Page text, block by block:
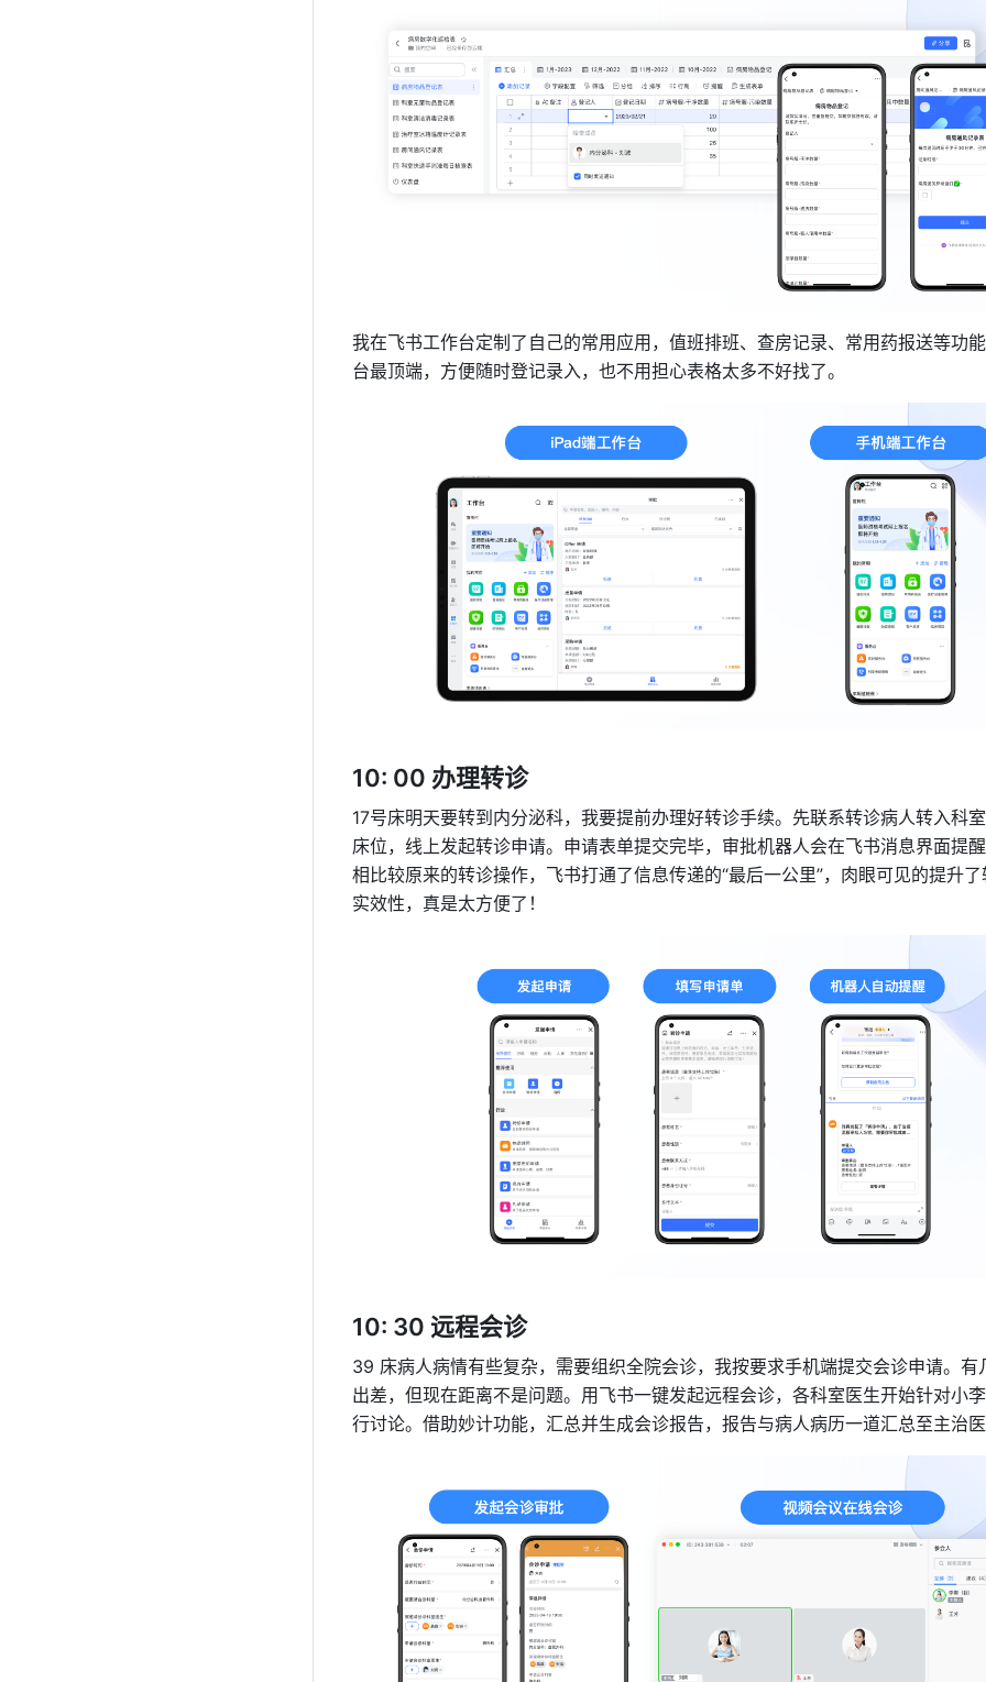
我在飞书工作台定制了自己的常用应用，值班排班、查房记录、常用药报送等功
台最顶端，方便随时登记录入，也不用担心表格太多不好找了。
10: 00 办理转诊
17号床明天要转到内分泌科，我要提前办理好转诊手续。先联系转诊病人转入科
床位，线上发起转诊申请。申请表单提交完毕，审批机器人会在飞书消息界面提
相比较原来的转诊操作，飞书打通了信息传递的“最后一公里”，肉眼可见的提升
实效性，真是太方便了！
10: 30 远程会诊
39 床病人病情有些复杂，需要组织全院会诊，我按要求手机端提交会诊申请。有
出差，但现在距离不是问题。用飞书一键发起远程会诊，各科室医生开始针对小
行讨论。借助妙计功能，汇总并生成会诊报告，报告与病人病历一道汇总至主治